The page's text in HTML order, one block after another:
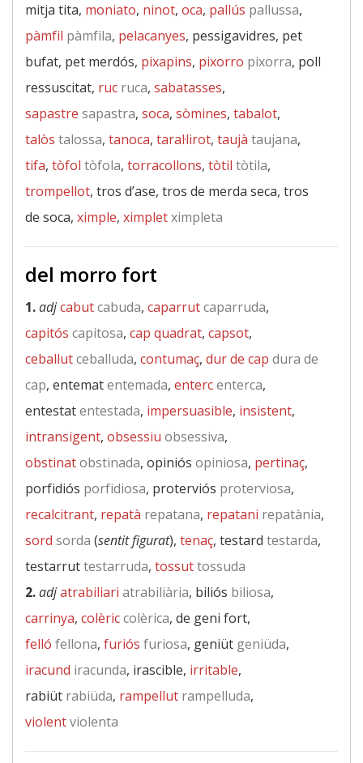
mitja tita, moniato, ninot, oca, pallús pallussa,
pàmfil pàmfila, pelacanyes, pessigavidres, pet
bufat, pet merdós, pixapins, pixorro pixorra, poll
ressuscitat, ruc ruca, sabatasses,
sapastre sapastra, soca, sòmines, tabalot,
talòs talossa, tanoca, taral·lirot, taujà taujana,
tifa, tòfol tòfola, torracollons, tòtil tòtila,
trompellot, tros d’ase, tros de merda seca, tros
de soca, ximple, ximpletximpleta
del morro fort
1.adjcabutcabuda, caparrutcaparruda,
capitós capitosa, cap quadrat, capsot,
ceballutceballuda, contumaç, dur de cap dura de
cap, entematentemada, entercenterca,
entestatentestada, impersuasible, insistent,
intransigent, obsessiu obsessiva,
obstinatobstinada, opiniós opiniosa, pertinaç,
porfidiós porfidiosa, proterviós proterviosa,
recalcitrant, repatà repatana, repatani repatània,
sord sorda (sentit figurat), tenaç, testard testarda,
testarruttestarruda, tossuttossuda
2.adjatrabiliari atrabiliària, biliós biliosa,
carrinya, colèriccolèrica, de geni fort,
felló fellona, furiós furiosa, geniüt geniüda,
iracund iracunda, irascible, irritable,
rabiüt rabiüda, rampellut rampelluda,
violentviolenta